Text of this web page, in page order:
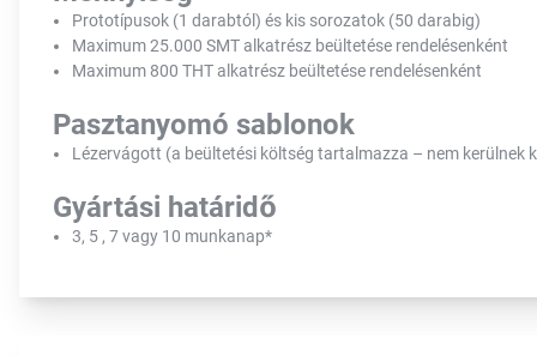
Prototípusok (1 darabtól) és kis sorozatok (50 darabig)
Maximum 25.000 SMT alkatrész beültetése rendelésenként
Maximum 800 THT alkatrész beültetése rendelésenként
Pasztanyomó sablonok
Lézervágott (a beültetési költség tartalmazza – nem kerülnek
Gyártási határidő
3, 5 , 7 vagy 10 munkanap*